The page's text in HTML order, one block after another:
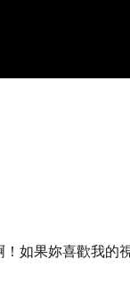
如果妳喜歡我的